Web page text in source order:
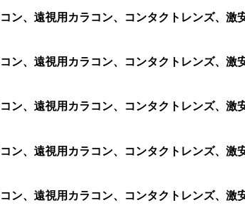
ン、遠視用カラコン、コンタクトレンズ、
ン、遠視用カラコン、コンタクトレンズ、
ン、遠視用カラコン、コンタクトレンズ、
ン、遠視用カラコン、コンタクトレンズ、
ン、遠視用カラコン、コンタクトレンズ、